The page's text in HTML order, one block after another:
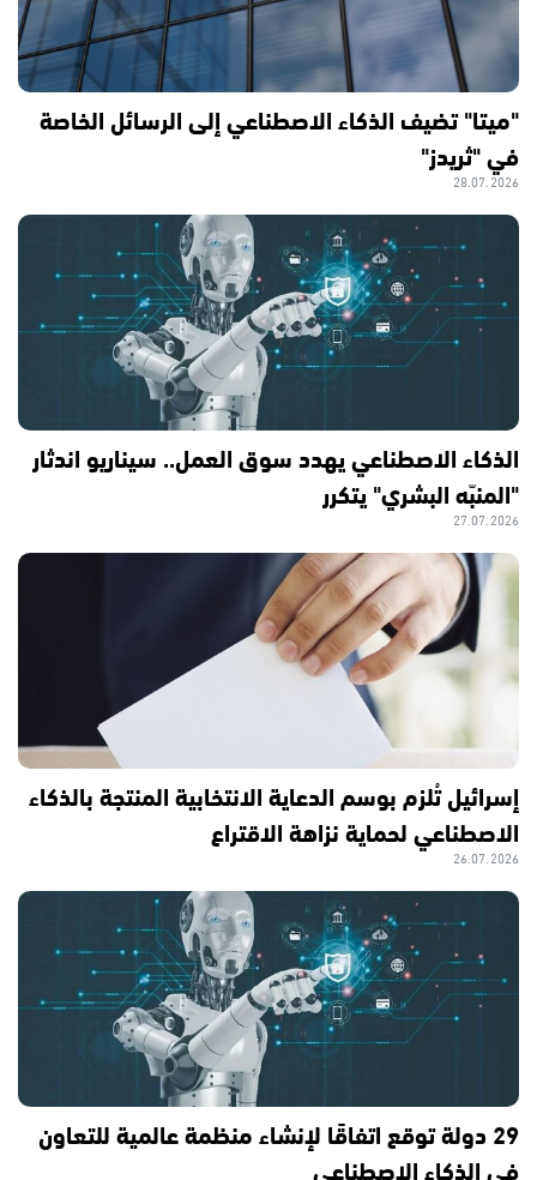
"ميتا" تضيف الذكاء الاصطناعي إلى الرسائل الخاصة
في "ثريدز"
28.07.2026
الذكاء الاصطناعي يهدد سوق العمل.. سيناريو اندثار
"المنبّه البشري" يتكرر
27.07.2026
إسرائيل تُلزم بوسم الدعاية الانتخابية المنتجة بالذكاء
الاصطناعي لحماية نزاهة الاقتراع
26.07.2026
29 دولة توقع اتفاقًا لإنشاء منظمة عالمية للتعاون
في الذكاء الاصطناعي